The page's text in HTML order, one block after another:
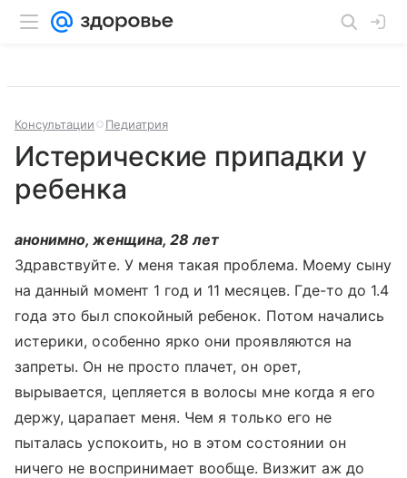
Консультации Педиатрия
Истерические припадки у
ребенка
анонимно, женщина, 28 лет
Здравствуйте. У меня такая проблема. Моему сыну
на данный момент 1 год и 11 месяцев. Где-то до 1.4
года это был спокойный ребенок. Потом начались
истерики, особенно ярко они проявляются на
запреты. Он не просто плачет, он орет,
вырывается, цепляется в волосы мне когда я его
держу, царапает меня. Чем я только его не
пыталась успокоить, но в этом состоянии он
ничего не воспринимает вообще. Визжит аж до